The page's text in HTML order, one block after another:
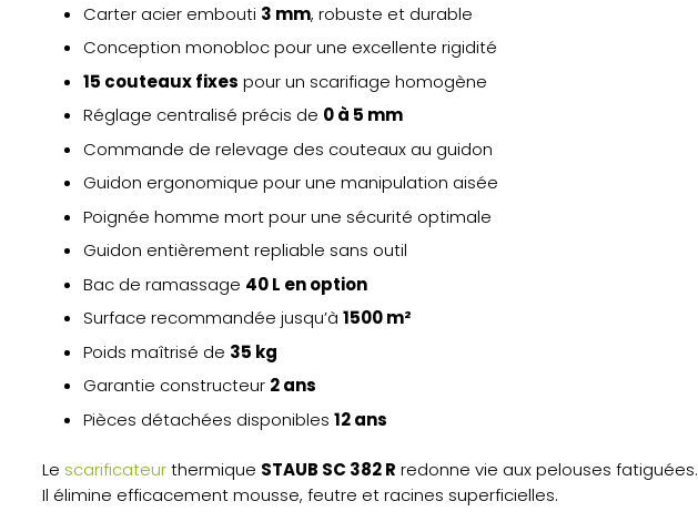
Carter acier embouti 3 mm, robuste et durable
Conception monobloc pour une excellente rigidité
15 couteaux fixes pour un scarifiage homogène
Réglage centralisé précis de 0 à 5 mm
Commande de relevage des couteaux au guidon
Guidon ergonomique pour une manipulation aisée
Poignée homme mort pour une sécurité optimale
Guidon entièrement repliable sans outil
Bac de ramassage 40 L en option
Surface recommandée jusqu’à 1500 m²
Poids maîtrisé de 35 kg
Garantie constructeur 2 ans
Pièces détachées disponibles 12 ans
Le scarificateurthermique STAUB SC 382 R redonne vie aux pelouses fatiguées.
Il élimine efficacement mousse, feutre et racines superficielles.